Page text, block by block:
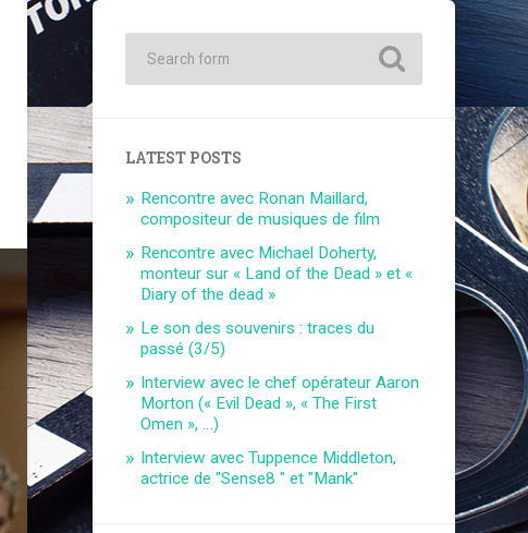
LATEST POSTS
Rencontre avec Ronan Maillard,
compositeur de musiques de film
Rencontre avec Michael Doherty,
monteur sur « Land of the Dead » et «
Diary of the dead »
Le son des souvenirs : traces du
passé (3/5)
Interview avec le chef opérateur Aaron
Morton (« Evil Dead », « The First
Omen », …)
Interview avec Tuppence Middleton,
actrice de "Sense8 " et "Mank"